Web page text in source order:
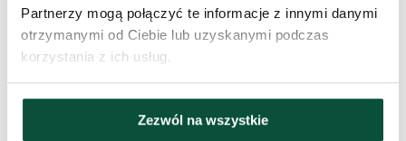
Partnerzy mogą połączyć te informacje z innymi danymi
otrzymanymi od Ciebie lub uzyskanymi podczas
korzystania z ich usług.
Zezwól na wszystkie